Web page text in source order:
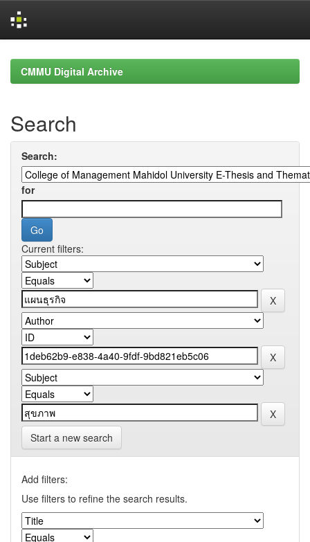
navigationCMMU Digital Archive
Search
Search:
for
Current filters:
Start a new search
Add filters:
Use filters to refine the search results.